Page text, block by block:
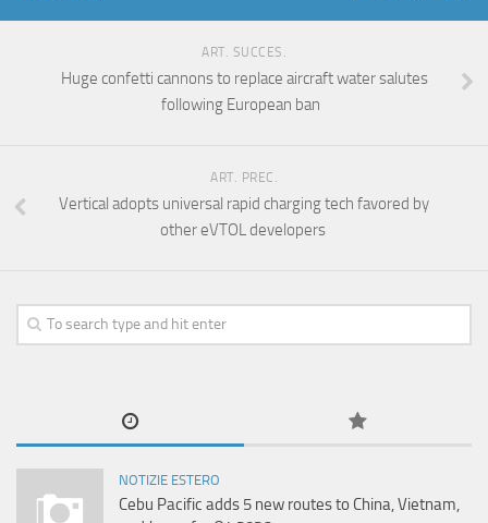
ART. SUCCES.
Huge confetti cannons to replace aircraft water salutes
following European ban
ART. PREC.
Vertical adopts universal rapid charging tech favored by
other eVTOL developers
NOTIZIE ESTERO
Cebu Pacific adds 5 new routes to China, Vietnam,